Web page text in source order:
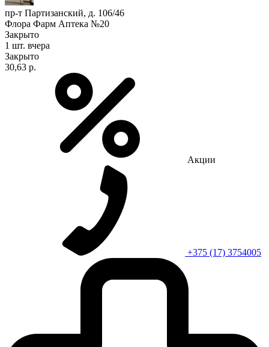
пр-т Партизанский, д. 106/46
Флора Фарм Аптека №20
Закрыто
1 шт. вчера
Закрыто
30,63 р.
Акции
+375 (17) 3754005